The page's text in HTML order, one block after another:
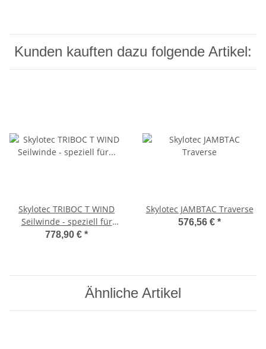
Kunden kauften dazu folgende Artikel:
Skylotec TRIBOC T WIND
Seilwinde - speziell für
TRIBOC 300 Dreibein
778,90 € *
Skylotec JAMBTAC Traverse
576,56 € *
Ähnliche Artikel